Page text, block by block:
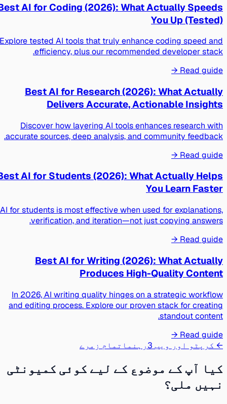
Best AI for Coding (2026): What Actually Speeds
You Up (Tested)
Explore tested AI tools that truly enhance coding speed and
efficiency, plus our recommended developer stack.
Read guide →
Best AI for Research (2026): What Actually
Delivers Accurate, Actionable Insights
Discover how layering AI tools enhances research with
accurate sources, deep analysis, and community feedback.
Read guide →
Best AI for Students (2026): What Actually Helps
You Learn Faster
AI for students is most effective when used for explanations,
verification, and iteration—not just copying answers.
Read guide →
Best AI for Writing (2026): What Actually
Produces High-Quality Content
In 2026, AI writing quality hinges on a strategic workflow
and editing process. Explore our proven stack for creating
standout content.
Read guide →
← کرپٹو اور ویب 3 رہنماتمام زمرے
کیا آپ کے موضوع کے لیے کوئی کمیونٹی
نہیں ملی؟